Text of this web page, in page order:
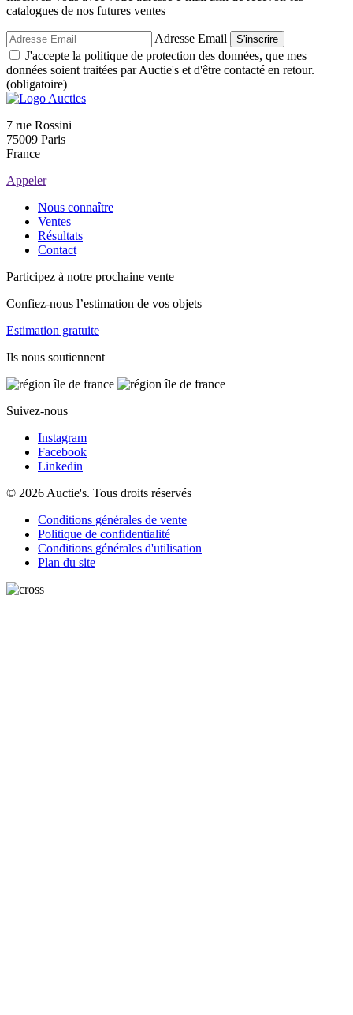
catalogues de nos futures ventes
Adresse Email S'inscrire
J'accepte la politique de protection des données, que mes
données soient traitées par Auctie's et d'être contacté en retour.
(obligatoire)
7 rue Rossini
75009 Paris
France
Appeler
Nous connaître
Ventes
Résultats
Contact
Participez à notre prochaine vente
Confiez-nous l’estimation de vos objets
Estimation gratuite
Ils nous soutiennent
Suivez-nous
Instagram
Facebook
Linkedin
© 2026 Auctie's. Tous droits réservés
Conditions générales de vente
Politique de confidentialité
Conditions générales d'utilisation
Plan du site